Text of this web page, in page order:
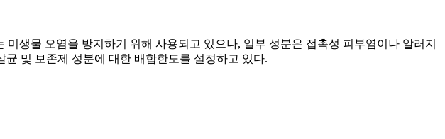
생물 오염을 방지하기 위해 사용되고 있으나, 일부 성분은 접촉성 피부염이나 알러지
균 및 보존제 성분에 대한 배합한도를 설정하고 있다.